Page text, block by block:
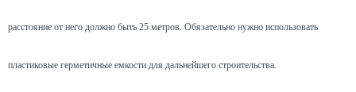
расстояние от него должно быть 25 метров. Обязательно нужно использовать
пластиковые герметичные емкости для дальнейшего строительства.